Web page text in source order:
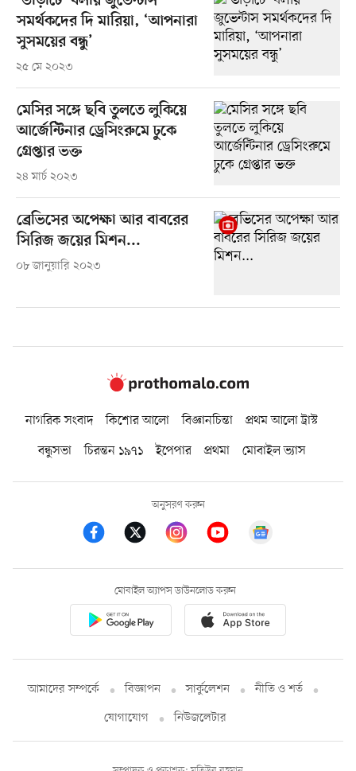
সমর্থকদের দি মারিয়া, ‘আপনারা
সুসময়ের বন্ধু’
২৫ মে ২০২৩
মেসির সঙ্গে ছবি তুলতে লুকিয়ে
আর্জেন্টিনার ড্রেসিংরুমে ঢুকে
গ্রেপ্তার ভক্ত
২৪ মার্চ ২০২৩
ব্রেভিসের অপেক্ষা আর বাবরের
সিরিজ জয়ের মিশন...
০৮ জানুয়ারি ২০২৩
নাগরিক সংবাদ কিশোর আলো বিজ্ঞানচিন্তা
প্রথম আলো ট্রাস্ট
বন্ধুসভা
চিরন্তন ১৯৭১ ইপেপার প্রথমা মোবাইল ভ্যাস
অনুসরণ করুন
মোবাইল অ্যাপস ডাউনলোড করুন
আমাদের সম্পর্কে বিজ্ঞাপন সার্কুলেশন
নীতি ও শর্ত
যোগাযোগ
নিউজলেটার